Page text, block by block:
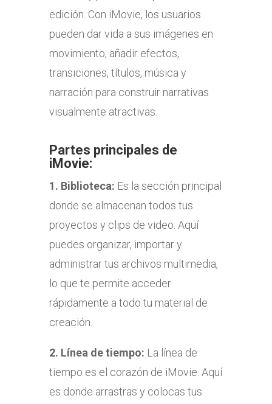
edición. Con iMovie, los usuarios
pueden dar vida a sus imágenes en
movimiento, añadir efectos,
transiciones, títulos, música y
narración para construir narrativas
visualmente atractivas.
Partes principales de
iMovie:
1. Biblioteca: Es la sección principal
donde se almacenan todos tus
proyectos y clips de video. Aquí
puedes organizar, importar y
administrar tus archivos multimedia,
lo que te permite acceder
rápidamente a todo tu material de
creación.
2. Línea de tiempo: La línea de
tiempo es el corazón de iMovie. Aquí
es donde arrastras y colocas tus